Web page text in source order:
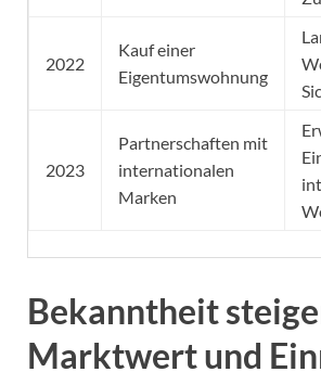
2022
Kauf einer
Eigentumswohnung
2023
Partnerschaften mit
internationalen
Marken
Bekanntheit
Marktwert und